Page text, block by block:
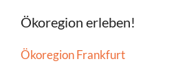
Ökoregion erleben!
Ökoregion Frankfurt